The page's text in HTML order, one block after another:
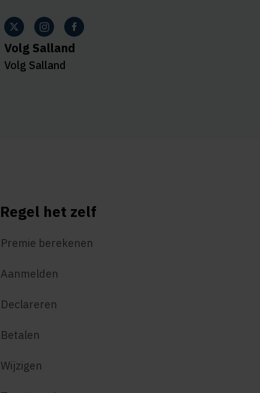
Volg Salland
Volg Salland
Regel het zelf
Premie berekenen
Aanmelden
Declareren
Betalen
Wijzigen